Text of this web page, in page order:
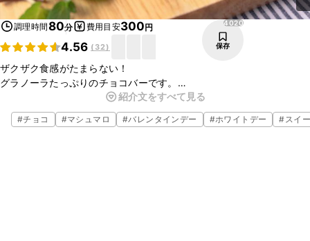
調理時間80分 費用目安300円
4.56 ( 32)
4020
保存
ザクザク食感がたまらない！
グラノーラたっぷりのチョコバーです。
溶かしたマシュマロにチョコレートを混ぜて固めるのでずっしりとし
ますが、ナッツやドライフルーツが入ったグラノーラが軽さを演出し
てくれます。
紹介文をすべて見る
#チョコ #マシュマロ #バレンタインデー #ホワイトデー #スイ